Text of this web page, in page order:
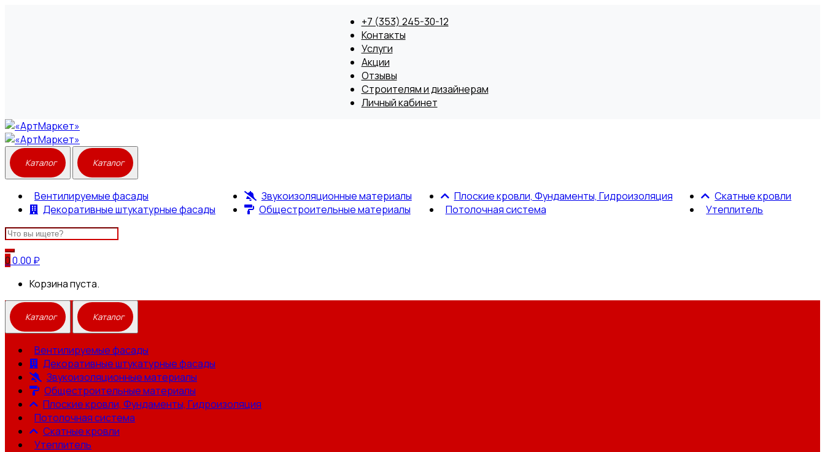
Вентилируемые фасады
Декоративные штукатурные фасады
Звукоизоляционные материалы
Общестроительные материалы
Плоские кровли, Фундаменты, Гидроизоляция
Потолочная система
Скатные кровли
Утеплитель
Search
for:
00.00 ₽
Корзина пуста.
+7 (353) 245-30-12
Контакты
Услуги
Акции
Отзывы
Строителям и дизайнерам
Личный кабинет
Вентилируемые фасады
Декоративные штукатурные фасады
Звукоизоляционные материалы
Общестроительные материалы
Плоские кровли, Фундаменты, Гидроизоляция
Потолочная система
Скатные кровли
Утеплитель